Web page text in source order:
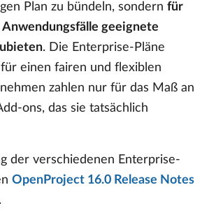
Plan zu bündeln, sondern für
geeignete
. Die Enterprise-Pläne
einen fairen und flexiblen
zahlen nur für das Maß an
ons, das sie tatsächlich
der verschiedenen Enterprise-
OpenProject 16.0 Release Notes